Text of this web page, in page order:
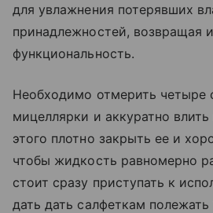
для увлажнения потерявших
принадлежностей, возвращая
функциональность.
Необходимо отмерить четыре
мицеллярки и аккуратно
этого плотно закрыть ее и
чтобы жидкость равномерно
стоит сразу приступать к
дать дать салфеткам